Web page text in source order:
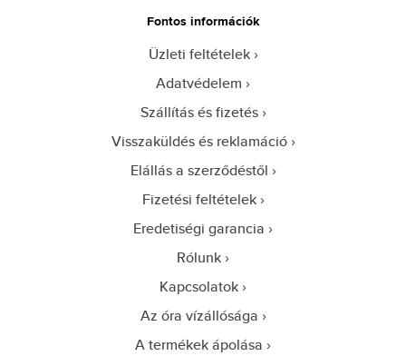
Fontos információk
Üzleti feltételek
Adatvédelem
Szállítás és fizetés
Visszaküldés és reklamáció
Elállás a szerződéstől
Fizetési feltételek
Eredetiségi garancia
Rólunk
Kapcsolatok
Az óra vízállósága
A termékek ápolása